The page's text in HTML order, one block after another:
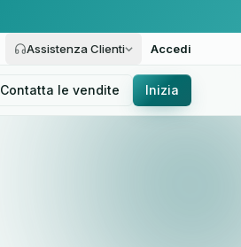
Assistenza Clienti Accedi
Contatta le vendite Inizia